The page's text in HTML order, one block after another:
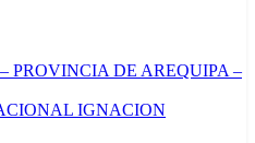
PROVINCIA DE AREQUIPA –
IGNACION